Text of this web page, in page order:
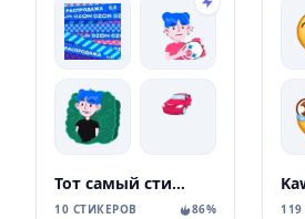
Тот самый стикерпак Ozon
10 СТИКЕРОВ 86%